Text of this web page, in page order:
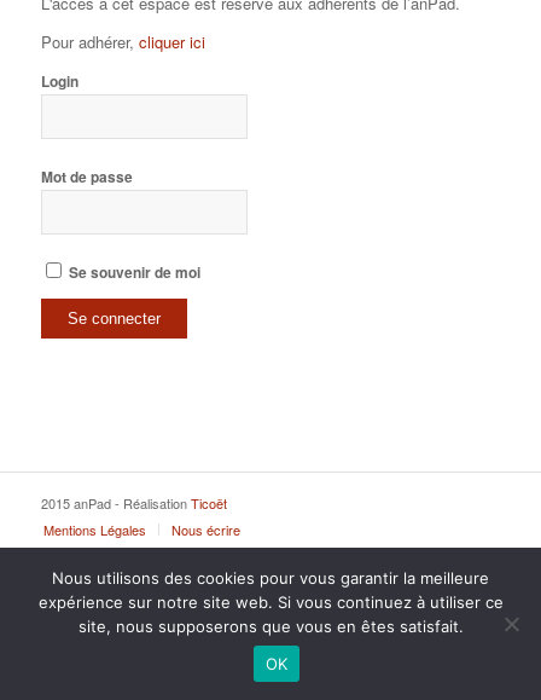
Pour adhérer, cliquer ici
Login
Mot de passe
Se souvenir de moi
2015 anPad - RéalisationTicoët
Mentions Légales
Nous écrire
Nous utilisons des cookies pour vous garantir la meilleure
expérience sur notre site web. Si vous continuez à utiliser ce
site, nous supposerons que vous en êtes satisfait.
OK